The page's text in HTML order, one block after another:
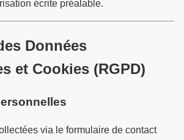
écrite préalable.
Données
et Cookies (RGPD)
via le formulaire de contact